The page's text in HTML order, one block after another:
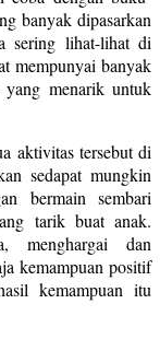
banyak dipasarkan
sering lihat-lihat di
mempunyai banyak
menarik untuk
aktivitas tersebut di
sedapat mungkin
bermain sembari
tarik buat anak.
menghargai dan
kemampuan positif
kemampuan itu